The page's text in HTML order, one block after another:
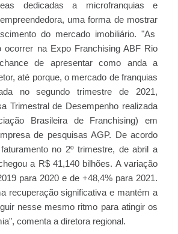
dedicadas a microfranquias e
uma forma de mostrar
do mercado imobiliário. "As
ocorrer na Expo Franchising ABF Rio
de apresentar como anda a
até porque, o mercado de franquias
no segundo trimestre de 2021,
Trimestral de Desempenho realizada
Brasileira de Franchising) em
de pesquisas AGP. De acordo
no 2º trimestre, de abril a
a R$ 41,140 bilhões. A variação
para 2020 e de +48,4% para 2021.
recuperação significativa e mantém a
nesse mesmo ritmo para atingir os
comenta a diretora regional.